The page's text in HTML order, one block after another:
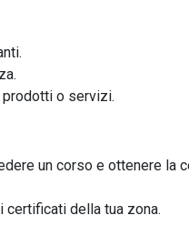
o servizi.
un corso e ottenere
della tua zona.